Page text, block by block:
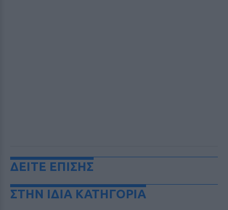
ΔΕΙΤΕ ΕΠΙΣΗΣ
ΣΤΗΝ ΙΔΙΑ ΚΑΤΗΓΟΡΙΑ